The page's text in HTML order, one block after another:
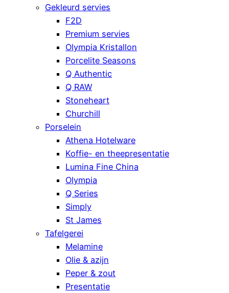
Gekleurd servies
F2D
Premium servies
Olympia Kristallon
Porcelite Seasons
Q Authentic
Q RAW
Stoneheart
Churchill
Porselein
Athena Hotelware
Koffie- en theepresentatie
Lumina Fine China
Olympia
Q Series
Simply
St James
Tafelgerei
Melamine
Olie & azijn
Peper & zout
Presentatie